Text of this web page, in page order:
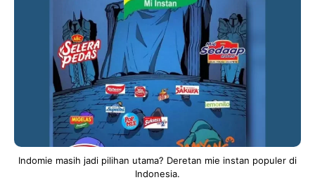
Indomie masih jadi pilihan utama? Deretan mie instan populer di
Indonesia.